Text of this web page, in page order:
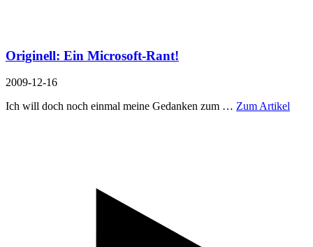
Originell: Ein Microsoft-Rant!
2009-12-16
Ich will doch noch einmal meine Gedanken zum … Zum Artikel